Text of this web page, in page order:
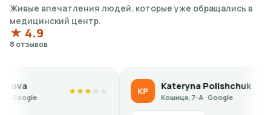
Живые впечатления людей, которые уже обращались в
медицинский центр.
★ 4.9
8 отзывов
Kateryna Polishchuk
Кошиця, 7-А · Google
★★★★★ LS